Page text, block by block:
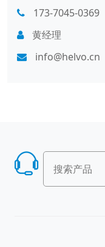
173-7045-0369
黄经理
info@helvo.cn